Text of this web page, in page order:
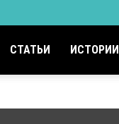
СТАТЬИ ИСТОРИИ